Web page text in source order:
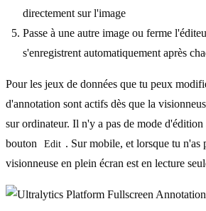
directement sur l'image
Passe à une autre image ou ferme
s'enregistrent automatiquement après
Pour les jeux de données que tu peux
d'annotation sont actifs dès que la
sur ordinateur. Il n'y a pas de mode d'édition
bouton
Edit . Sur mobile, et lorsque tu n'as
visionneuse en plein écran est en lecture